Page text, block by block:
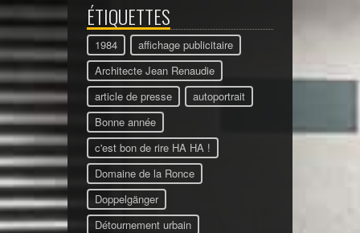
ÉTIQUETTES
1984
affichage publicitaire
Architecte Jean Renaudie
article de presse
autoportrait
Bonne année
c'est bon de rire HA HA !
Domaine de la Ronce
Doppelgänger
Détournement urbain